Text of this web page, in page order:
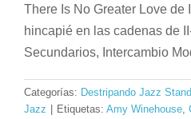
There Is No Greater Love de
hincapié en las cadenas de
Secundarios, Intercambio
Categorías: Destripando Jazz
Jazz
Etiquetas: Amy Winehouse,